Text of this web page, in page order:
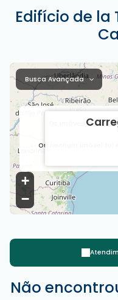
Edifício de la
+
−
Os imóveis
Ou nenhum Imóvel
Busca Avançada
Não